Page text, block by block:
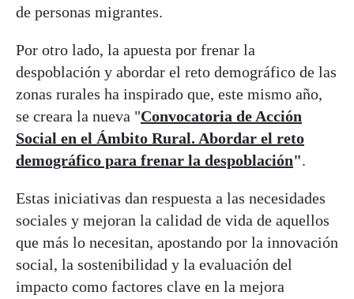
de personas migrantes.
Por otro lado, la apuesta por frenar la
despoblación y abordar el reto demográfico de las
zonas rurales ha inspirado que, este mismo año,
se creara la nueva "Convocatoria de Acción
Social en el Ámbito Rural. Abordar el reto
demográfico para frenar la despoblación".
Estas iniciativas dan respuesta a las necesidades
sociales y mejoran la calidad de vida de aquellos
que más lo necesitan, apostando por la innovación
social, la sostenibilidad y la evaluación del
impacto como factores clave en la mejora